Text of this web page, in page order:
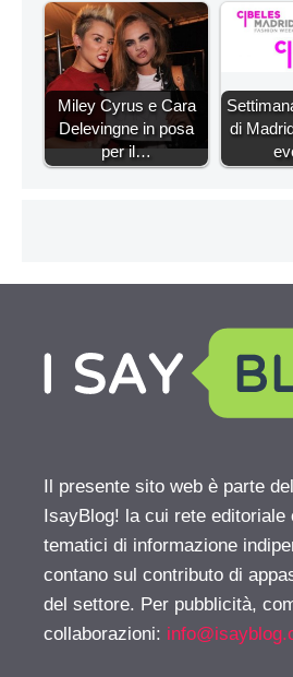
Miley Cyrus e Cara
Delevingne in posa
per il…
di
Il presente sito web è parte
IsayBlog! la cui rete editoriale
tematici di informazione
contano sul contributo di
del settore. Per pubblicità,
collaborazioni: